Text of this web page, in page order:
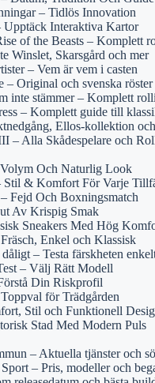
– Tidlös Innovation
Interaktiva Kartor
of the Beasts – Komplett
Winslet, Skarsgård och mer
– Vem är vem i casten
Original och svenska röster
inte stämmer – Komplett
– Komplett guide till
Ellos-kollektion
– Alla Skådespelare och
Och Naturlig Look
Stil & Komfort För Varje
Fejd Och Boxningsmatch
Av Krispig Smak
Sneakers Med Hög
Enkel och Klassisk
– Testa färskheten
– Välj Rätt Modell
Din Riskprofil
för Trädgården
Stil och Funktionell
Stad Med Modern Puls
– Aktuella tjänster och
– Pris, modeller och